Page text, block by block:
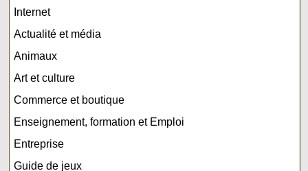
Internet
Actualité et média
Animaux
Art et culture
Commerce et boutique
Enseignement, formation et Emploi
Entreprise
Guide de jeux